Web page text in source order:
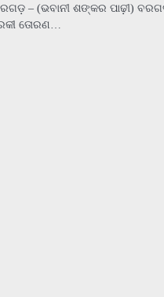
– (ଭବାନୀ ଶଙ୍କର ପାଢ଼ୀ)
ତୋରଣ…